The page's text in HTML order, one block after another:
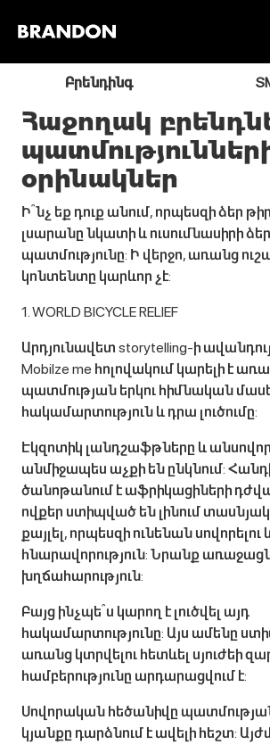
Բրենդինգ
Հաջողակ
օրինակներ
Ի՞նչ եք դուք անում, որպեսզի ձեր
լսարանը նկատի և ուսումնասիրի
պատմությունը: Ի վերջո, առանց
կոնտենտը կարևոր չէ:
1. WORLD BICYCLE RELIEF
Արդյունավետ storytelling-ի
Mobilze me հոլովակում կարելի է
պատմության երկու հիմնական
հակամարտություն և դրա լուծումը:
Էկզոտիկ լանդշաֆթները և
անմիջապես աչքի են ընկնում:
ծանոթանում է աֆրիկացիների
ովքեր ստիպված են լինում
քայլել, որպեսզի ունենան
հնարավորություն: Նրանք
խղճահարություն:
Բայց ինչպե՞ս կարող է լուծվել այդ
հակամարտությունը: Այս ամենը
առանց կտրվելու հետևել սյուժեի
համբերությունը արդարացվում է:
Սովորական հեծանիվը
կյանքը դարձնում է ավելի հեշտ: